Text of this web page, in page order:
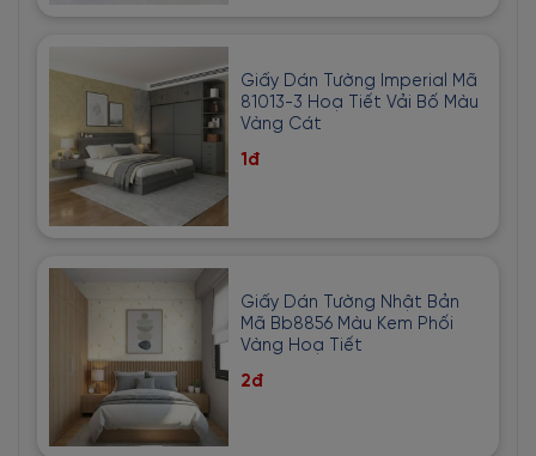
Giấy Dán Tường Imperial Mã
81013-3 Hoạ Tiết Vải Bố Màu
Vàng Cát
1đ
Giấy Dán Tường Nhật Bản
Mã Bb8856 Màu Kem Phối
Vàng Hoạ Tiết
2đ